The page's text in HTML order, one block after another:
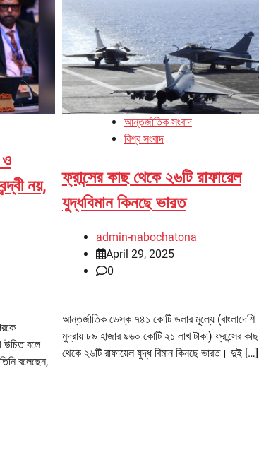
ও
নয়,
উচিত বলে
বলেছেন,
আন্তর্জাতিক সংবাদ
বিশ্ব সংবাদ
ফ্রান্সের কাছ থেকে ২৬টি রাফায়েল
যুদ্ধবিমান কিনছে ভারত
admin-nabochatona
April 29, 2025
0
আন্তর্জাতিক ডেস্ক ৭৪১ কোটি ডলার মূল্যে (বাংলাদেশি
মুদ্রায় ৮৯ হাজার ৯৬০ কোটি ২১ লাখ টাকা) ফ্রান্সের কাছ
থেকে ২৬টি রাফায়েল যুদ্ধ বিমান কিনছে ভারত। দুই […]